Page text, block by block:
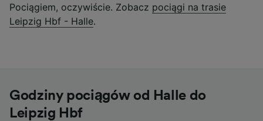
Pociągiem, oczywiście. Zobacz pociągi na trasie
Leipzig Hbf - Halle.
Godziny pociągów od Halle do
Leipzig Hbf